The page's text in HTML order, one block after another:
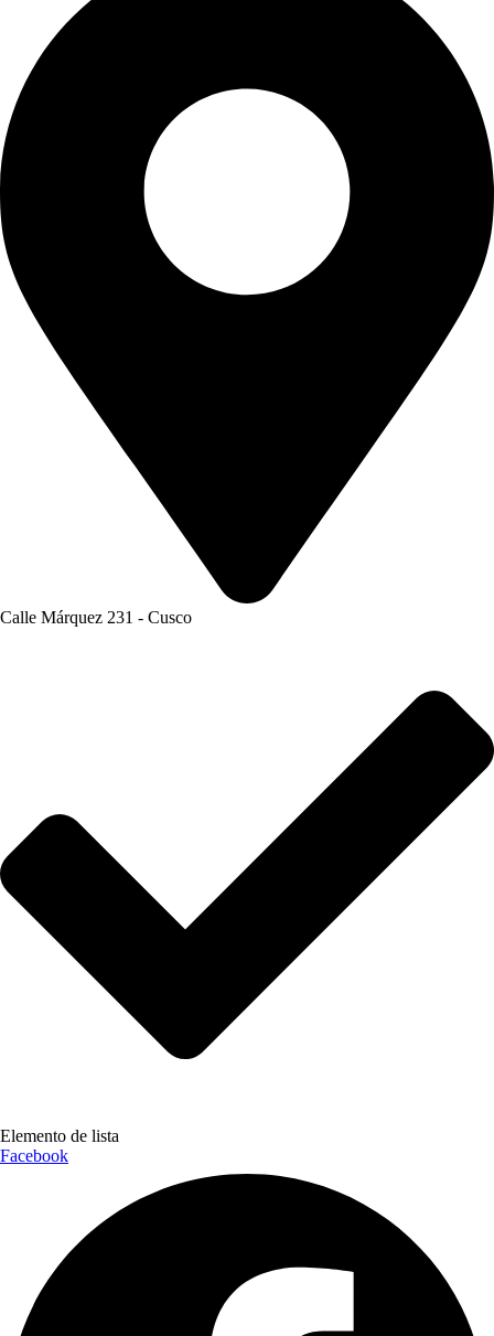
Calle Márquez 231 - Cusco
Elemento de lista
Facebook